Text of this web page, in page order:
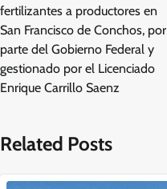
entradas
fertilizantes a productores en
San Francisco de Conchos, por
parte del Gobierno Federal y
gestionado por el Licenciado
Enrique Carrillo Saenz
Related Posts